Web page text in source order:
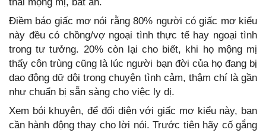
Điềm báo giấc mơ nói rằng 80% người có giấc mơ kiểu
này đều có chồng/vợ ngoại tình thực tế hay ngoại tình
trong tư tưởng. 20% còn lại cho biết, khi họ mộng mị
thấy côn trùng cũng là lúc người bạn đời của họ đang bị
dao động dữ dội trong chuyện tình cảm, thậm chí là gần
như chuẩn bị sẵn sàng cho việc ly dị.
Xem bói khuyên, để đối diện với giấc mơ kiểu này, bạn
cần hành động thay cho lời nói. Trước tiên hãy cố gắng